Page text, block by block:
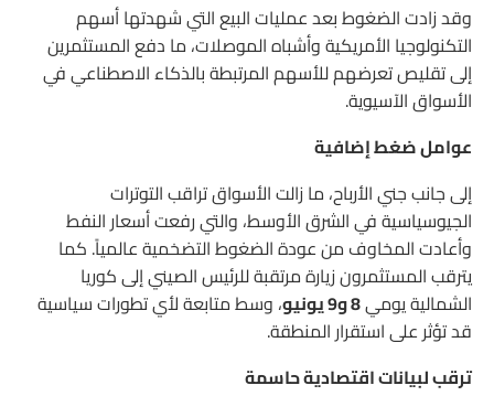
وقد زادت الضغوط بعد عمليات البيع التي شهدتها أسهم
التكنولوجيا الأمريكية وأشباه الموصلات، ما دفع المستثمرين
إلى تقليص تعرضهم للأسهم المرتبطة بالذكاء الاصطناعي في
الأسواق الآسيوية.
عوامل ضغط إضافية
إلى جانب جني الأرباح، ما زالت الأسواق تراقب التوترات
الجيوسياسية في الشرق الأوسط، والتي رفعت أسعار النفط
وأعادت المخاوف من عودة الضغوط التضخمية عالمياً. كما
يترقب المستثمرون زيارة مرتقبة للرئيس الصيني إلى كوريا
الشمالية يومي8 و9 يونيو
، وسط متابعة لأي تطورات سياسية
قد تؤثر على استقرار المنطقة.
ترقب لبيانات اقتصادية حاسمة